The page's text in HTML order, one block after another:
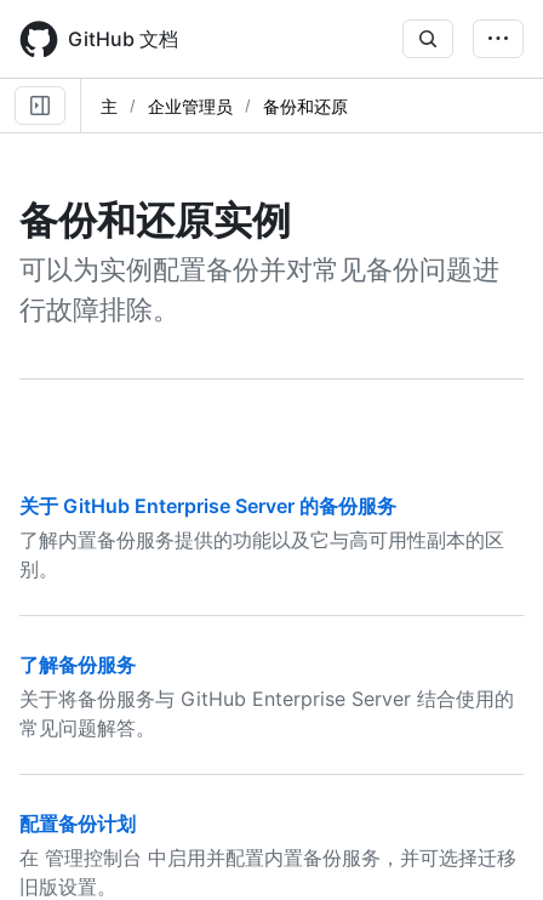
main
content
GitHub 文档
主 企业管理员 备份和还原
备份和还原实例
可以为实例配置备份并对常见备份问题进
行故障排除。
关于 GitHub Enterprise Server 的备份服务
了解内置备份服务提供的功能以及它与高可用性副本的区
别。
了解备份服务
关于将备份服务与 GitHub Enterprise Server 结合使用的
常见问题解答。
配置备份计划
在 管理控制台 中启用并配置内置备份服务，并可选择迁移
旧版设置。